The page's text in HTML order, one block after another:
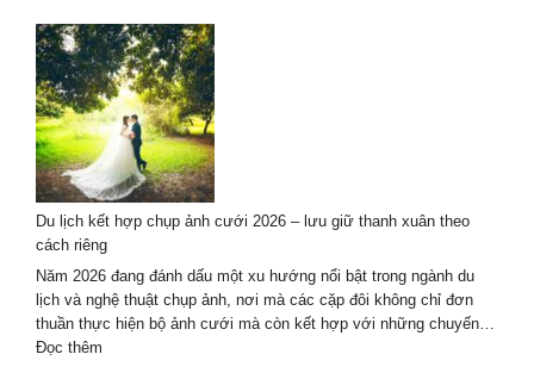
vụ
chụp
ảnh
cưới
áo
dài
kết
hợp
du
lịch
tại
Đà
Nẵng
–
Du lịch kết hợp chụp ảnh cưới 2026 – lưu giữ thanh xuân theo
cách riêng
Năm 2026 đang đánh dấu một xu hướng nổi bật trong ngành du
lịch và nghệ thuật chụp ảnh, nơi mà các cặp đôi không chỉ đơn
thuần thực hiện bộ ảnh cưới mà còn kết hợp với những chuyến…
Đọc thêm